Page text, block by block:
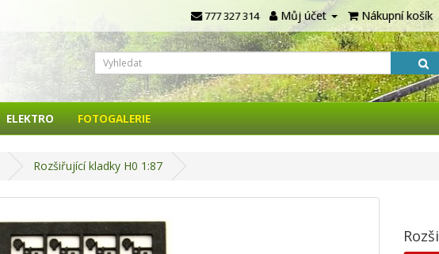
777 327 314 Můj účet Nákupní košík
ELEKTRO FOTOGALERIE
Rozšiřující kladky H0 1:87